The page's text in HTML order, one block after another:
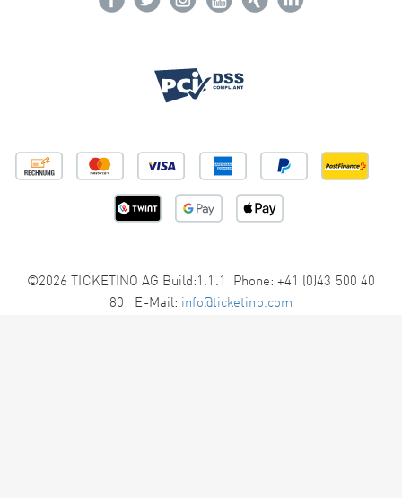
©2026 TICKETINO AG Build:1.1.1 Phone: +41 (0)43 500 40
80 E-Mail: info@ticketino.com